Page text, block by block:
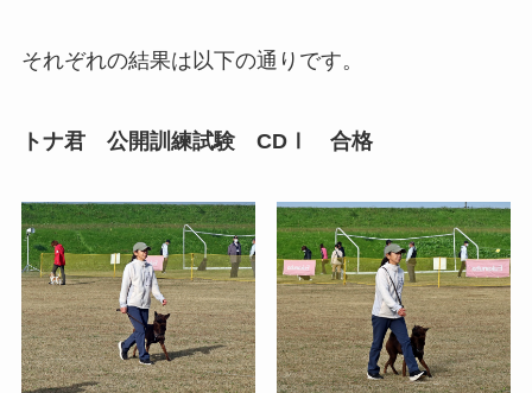
それぞれの結果は以下の通りです。
トナ君 公開訓練試験 CDⅠ 合格